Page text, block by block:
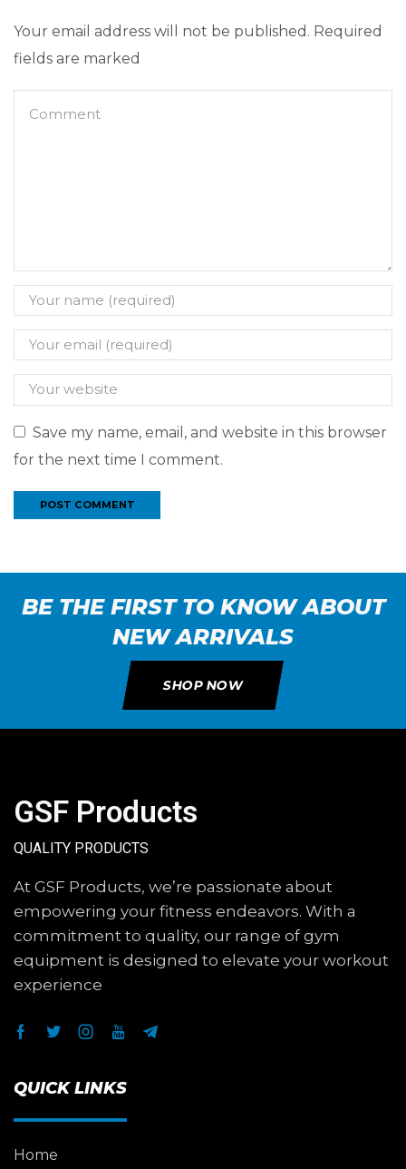
Your email address will not be published. Required
fields are marked
Save my name, email, and website in this browser
for the next time I comment.
BE THE FIRST TO KNOW ABOUT
NEW ARRIVALS
SHOP NOW
GSF Products
QUALITY PRODUCTS
At GSF Products, we’re passionate about
empowering your fitness endeavors. With a
commitment to quality, our range of gym
equipment is designed to elevate your workout
experience
QUICK LINKS
Home